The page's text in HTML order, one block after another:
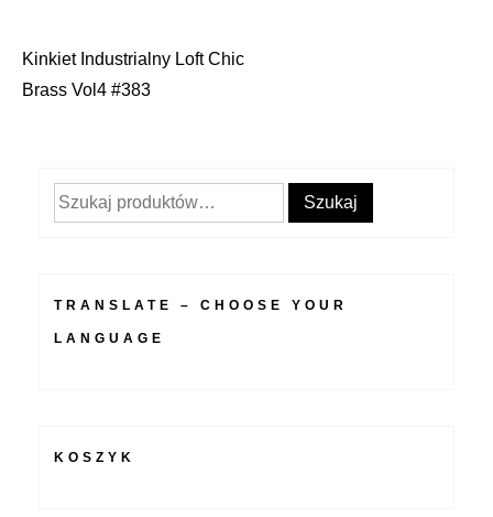
Nawigacja
Kinkiet Industrialny Loft Chic
Brass Vol4 #383
Szukaj: Szukaj
TRANSLATE – CHOOSE YOUR
LANGUAGE
KOSZYK